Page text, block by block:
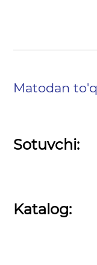
Matodan
Sotuvchi:
Katalog: